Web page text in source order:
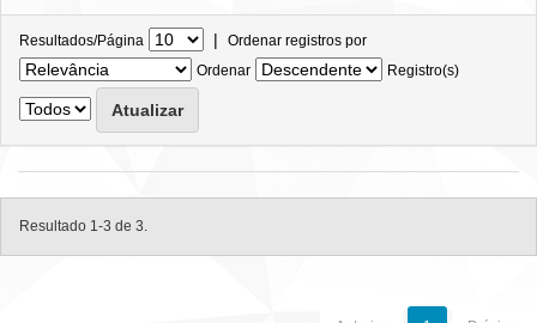
Resultados/Página | Ordenar registros por
Ordenar
Registro(s)
Resultado 1-3 de 3.